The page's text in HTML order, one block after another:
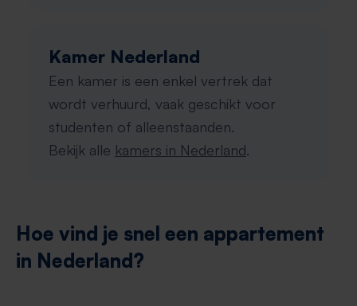
Kamer Nederland
Een kamer is een enkel vertrek dat
wordt verhuurd, vaak geschikt voor
studenten of alleenstaanden.
Bekijk alle kamers in Nederland.
Hoe vind je snel een appartement
in Nederland?